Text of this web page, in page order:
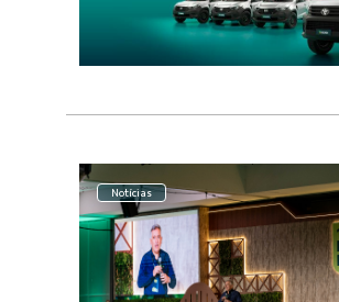
Notícias